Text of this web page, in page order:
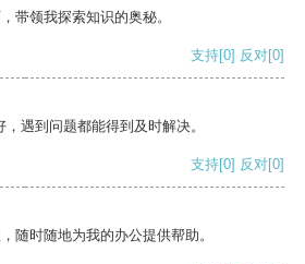
带领我探索知识的奥秘。
支持[0] 反对[0]
遇到问题都能得到及时解决。
支持[0] 反对[0]
随时随地为我的办公提供帮助。